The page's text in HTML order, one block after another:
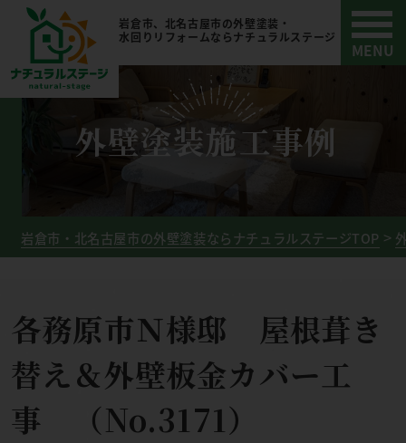
岩倉市、北名古屋市の外壁塗装・
水回りリフォームならナチュラルステージ
外壁塗装施工事例
岩倉市・北名古屋市の外壁塗装ならナチュラルステージTOP
各務原市Ｎ様邸 屋根葺き
替え＆外壁板金カバー工
事 （No.3171）